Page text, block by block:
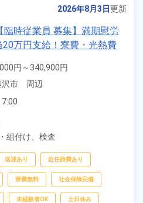
2026年8月3日更新
時従業員 募集】満期慰労
万円支給！寮費・光熱費
旅費支給や夜勤手当ありな
川県》
円～340,900円
～10,000円
市　周辺
組付け、 検査
送迎あり 赴任旅費あり
寮費無料 社会保険完備
未経験者OK 土日休み